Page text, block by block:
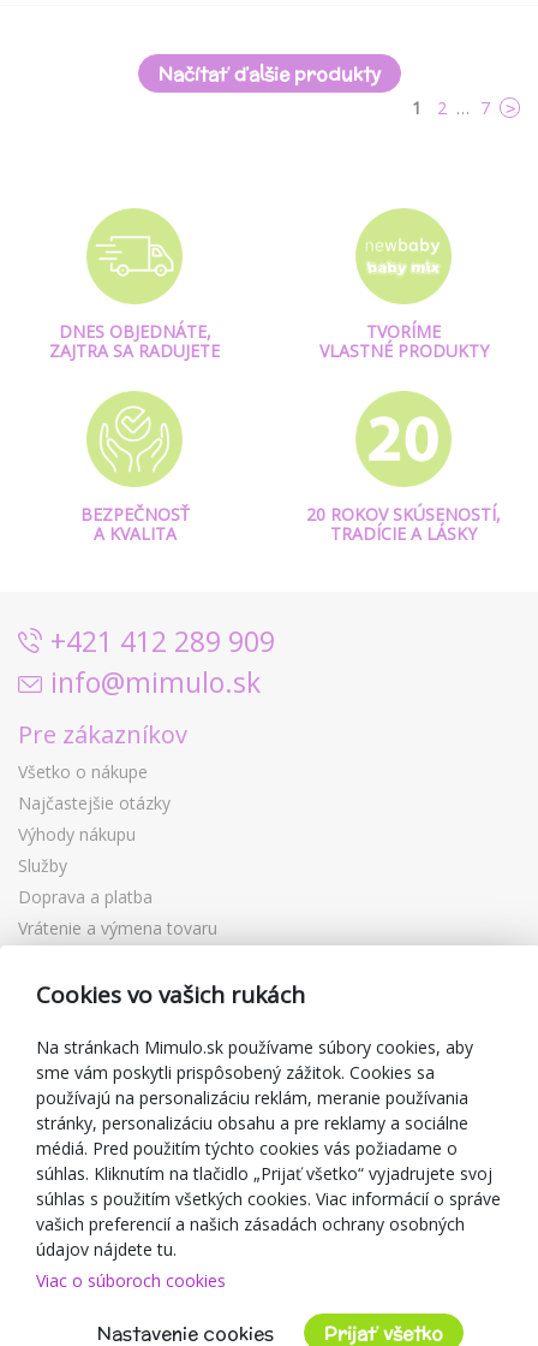
Načítať ďalšie produkty
1 2 … 7 >
DNES OBJEDNÁTE,
ZAJTRA SA RADUJETE
TVORÍME
VLASTNÉ PRODUKTY
BEZPEČNOSŤ
A KVALITA
20 ROKOV SKÚSENOSTÍ,
TRADÍCIE A LÁSKY
+421 412 289 909
info@mimulo.sk
Pre zákazníkov
Všetko o nákupe
Najčastejšie otázky
Výhody nákupu
Služby
Doprava a platba
Vrátenie a výmena tovaru
Darčekové poukážky
Blog
O predajcovi
Mimulo.sk
Obchodné podmienky
Ochrana osobných údajov GDPR
Kontakty
Spolupracujeme
Cookies vo vašich rukách
Na stránkach Mimulo.sk používame súbory cookies, aby
sme vám poskytli prispôsobený zážitok. Cookies sa
používajú na personalizáciu reklám, meranie používania
stránky, personalizáciu obsahu a pre reklamy a sociálne
médiá. Pred použitím týchto cookies vás požiadame o
súhlas. Kliknutím na tlačidlo „Prijať všetko“ vyjadrujete svoj
súhlas s použitím všetkých cookies. Viac informácií o správe
vašich preferencií a našich zásadách ochrany osobných
údajov nájdete tu.
Viac o súboroch cookies
Nastavenie cookies Prijať všetko